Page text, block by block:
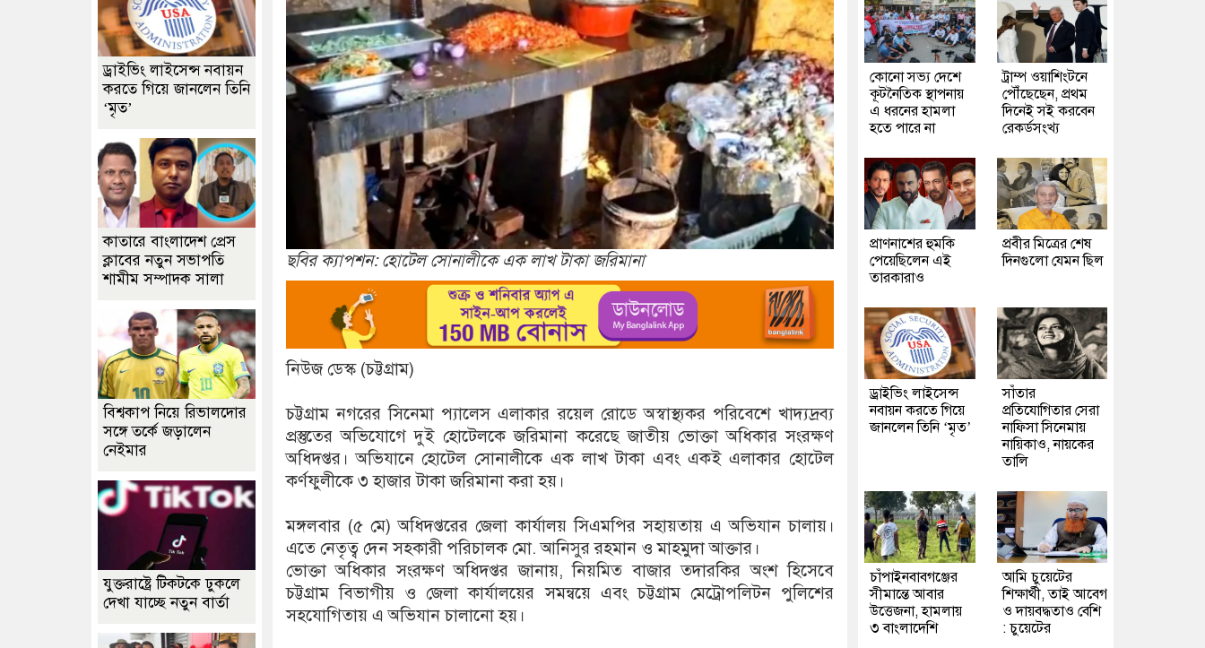
ছবির ক্যাপশন: হোটেল সোনালীকে এক লাখ টাকা জরিমানা
নিউজ ডেস্ক (চট্টগ্রাম)
চট্টগ্রাম নগরের সিনেমা প্যালেস এলাকার রয়েল রোডে অস্বাস্থ্যকর পরিবেশে খাদ্যদ্রব্য
প্রস্তুতের অভিযোগে দুই হোটেলকে জরিমানা করেছে জাতীয় ভোক্তা অধিকার সংরক্ষণ
অধিদপ্তর। অভিযানে হোটেল সোনালীকে এক লাখ টাকা এবং একই এলাকার হোটেল
কর্ণফুলীকে ৩ হাজার টাকা জরিমানা করা হয়।
মঙ্গলবার (৫ মে) অধিদপ্তরের জেলা কার্যালয় সিএমপির সহায়তায় এ অভিযান চালায়।
এতে নেতৃত্ব দেন সহকারী পরিচালক মো. আনিসুর রহমান ও মাহমুদা আক্তার।
ভোক্তা অধিকার সংরক্ষণ অধিদপ্তর জানায়, নিয়মিত বাজার তদারকির অংশ হিসেবে
চট্টগ্রাম বিভাগীয় ও জেলা কার্যালয়ের সমন্বয়ে এবং চট্টগ্রাম মেট্রোপলিটন পুলিশের
সহযোগিতায় এ অভিযান চালানো হয়।
ড্রাইভিং লাইসেন্স নবায়ন
করতে গিয়ে জানলেন তিনি
‘মৃত’
কাতারে বাংলাদেশ প্রেস
ক্লাবের নতুন সভাপতি
শামীম সম্পাদক সালা
বিশ্বকাপ নিয়ে রিভালদোর
সঙ্গে তর্কে জড়ালেন
নেইমার
যুক্তরাষ্ট্রে টিকটকে ঢুকলে
দেখা যাচ্ছে নতুন বার্তা
কোনো সভ্য দেশে
কূটনৈতিক স্থাপনায়
এ ধরনের হামলা
হতে পারে না
ট্রাম্প ওয়াশিংটনে
পৌঁছেছেন, প্রথম
দিনেই সই করবেন
রেকর্ডসংখ্য
প্রাণনাশের হুমকি
পেয়েছিলেন এই
তারকারাও
প্রবীর মিত্রের শেষ
দিনগুলো যেমন ছিল
ড্রাইভিং লাইসেন্স
নবায়ন করতে গিয়ে
জানলেন তিনি ‘মৃত’
সাঁতার
প্রতিযোগিতার সেরা
নাফিসা সিনেমায়
নায়িকাও, নায়কের
তালি
চাঁপাইনবাবগঞ্জের
সীমান্তে আবার
উত্তেজনা, হামলায়
৩ বাংলাদেশি
আমি চুয়েটের
শিক্ষার্থী, তাই আবেগ
ও দায়বদ্ধতাও বেশি
: চুয়েটের